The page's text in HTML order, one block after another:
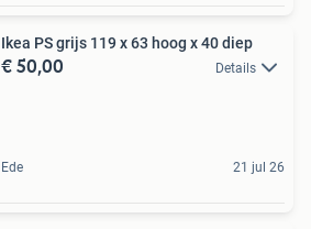
Ikea PS grijs 119 x 63 hoog x 40 diep
€ 50,00 Details
Ede 21 jul 26